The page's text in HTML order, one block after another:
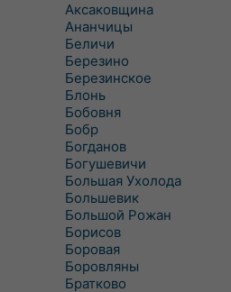
Аксаковщина
Ананчицы
Беличи
Березино
Березинское
Блонь
Бобовня
Бобр
Богданов
Богушевичи
Большая Ухолода
Большевик
Большой Рожан
Борисов
Боровая
Боровляны
Братково